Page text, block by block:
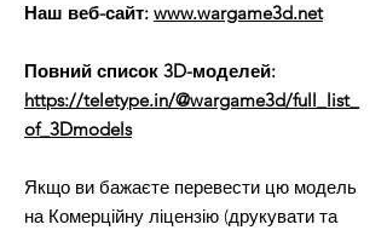
Наш веб-сайт: www.wargame3d.net
Повний список 3D-моделей:
https://teletype.in/@wargame3d/full_list_
of_3Dmodels
Якщо ви бажаєте перевести цю модель
на Комерційну ліцензію (друкувати та